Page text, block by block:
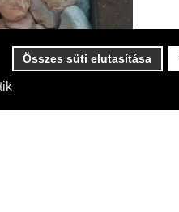
Összes süti elutasítása